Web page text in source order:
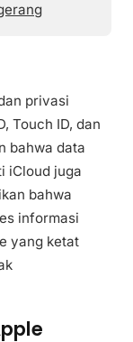
privasi
Touch ID, dan
bahwa data
iCloud juga
bahwa
informasi
yang ketat